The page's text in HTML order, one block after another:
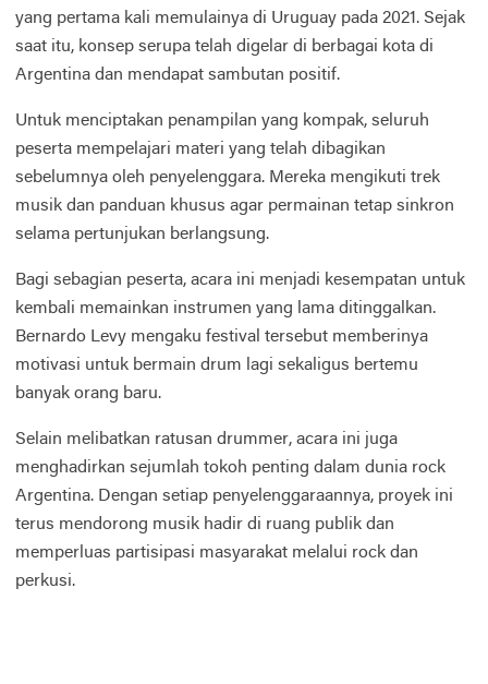
yang pertama kali memulainya di Uruguay pada 2021. Sejak
saat itu, konsep serupa telah digelar di berbagai kota di
Argentina dan mendapat sambutan positif.
Untuk menciptakan penampilan yang kompak, seluruh
peserta mempelajari materi yang telah dibagikan
sebelumnya oleh penyelenggara. Mereka mengikuti trek
musik dan panduan khusus agar permainan tetap sinkron
selama pertunjukan berlangsung.
Bagi sebagian peserta, acara ini menjadi kesempatan untuk
kembali memainkan instrumen yang lama ditinggalkan.
Bernardo Levy mengaku festival tersebut memberinya
motivasi untuk bermain drum lagi sekaligus bertemu
banyak orang baru.
Selain melibatkan ratusan drummer, acara ini juga
menghadirkan sejumlah tokoh penting dalam dunia rock
Argentina. Dengan setiap penyelenggaraannya, proyek ini
terus mendorong musik hadir di ruang publik dan
memperluas partisipasi masyarakat melalui rock dan
perkusi.